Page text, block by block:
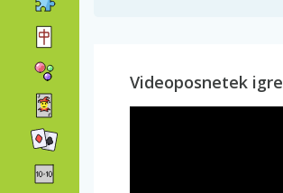
Videoposnetek igre